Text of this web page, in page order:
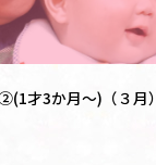
才3か月～)（３月